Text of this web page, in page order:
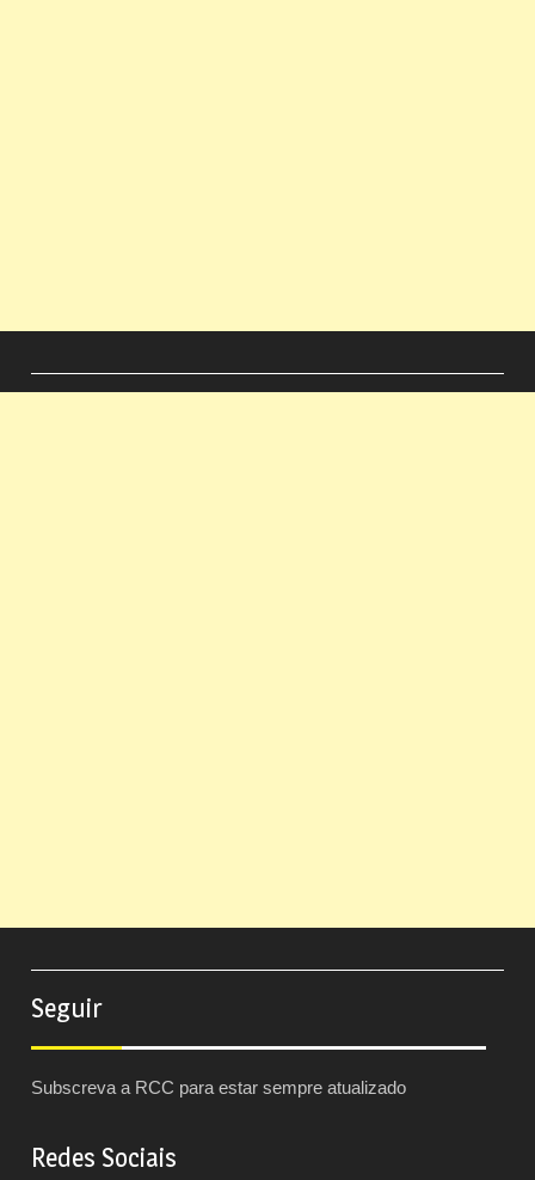
Seguir
Subscreva a RCC para estar sempre atualizado
Redes Sociais